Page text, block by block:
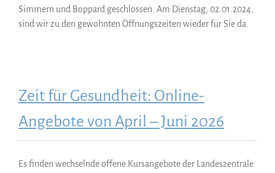
Simmern und Boppard geschlossen. Am Dienstag, 02.01.2024,
sind wir zu den gewohnten Öffnungszeiten wieder für Sie da.
Zeit für Gesundheit: Online-
Angebote von April – Juni 2026
Es finden wechselnde offene Kursangebote der Landeszentrale